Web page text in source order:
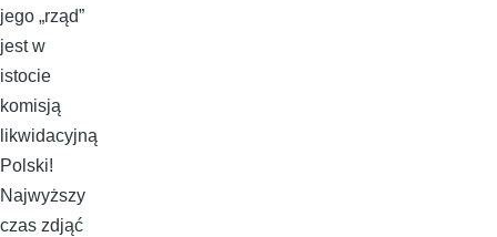
jego „rząd”
jest w
istocie
komisją
likwidacyjną
Polski!
Najwyższy
czas zdjąć